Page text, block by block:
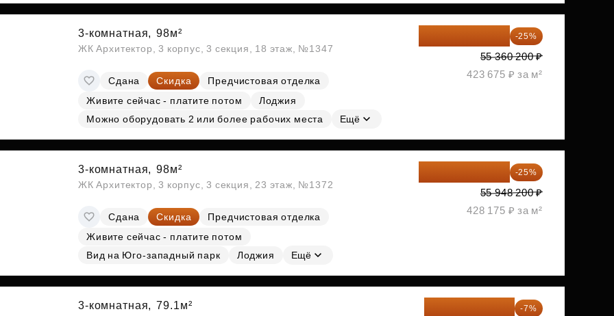
3-комнатная, 98м²
ЖК Архитектор, 3 корпус, 3 секция, 18 этаж, №1347
Сдана Скидка
Предчистовая отделка
Живите сейчас - платите потом
Лоджия
Можно оборудовать 2 или более рабочих места
Ещё
-25%
55 360 200 ₽
423 675 ₽ за м²
3-комнатная, 98м²
ЖК Архитектор, 3 корпус, 3 секция, 23 этаж, №1372
Сдана Скидка
Предчистовая отделка
Живите сейчас - платите потом
Вид на Юго-западный парк
Лоджия Ещё
-25%
55 948 200 ₽
428 175 ₽ за м²
3-комнатная, 79.1м² 42 857 804 ₽ -7%